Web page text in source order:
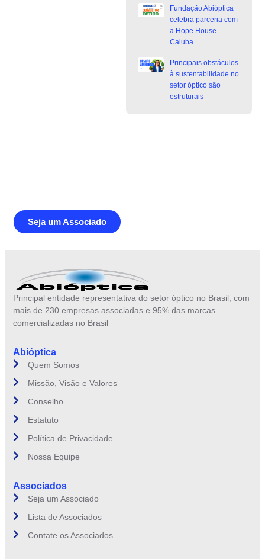
Fundação Abióptica
celebra parceria com
a Hope House
Caiuba
Principais obstáculos
à sustentabilidade no
setor óptico são
estruturais
Seja um Associado
Principal entidade representativa do setor óptico no Brasil, com
mais de 230 empresas associadas e 95% das marcas
comercializadas no Brasil
Abióptica
Quem Somos
Missão, Visão e Valores
Conselho
Estatuto
Política de Privacidade
Nossa Equipe
Associados
Seja um Associado
Lista de Associados
Contate os Associados